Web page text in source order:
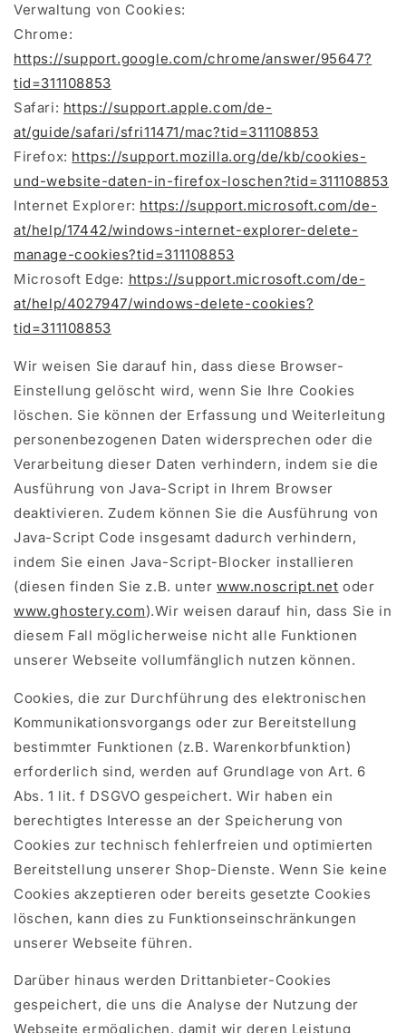
Verwaltung von Cookies:
Chrome:
https://support.google.com/chrome/answer/95647?
tid=311108853
Safari: https://support.apple.com/de-
at/guide/safari/sfri11471/mac?tid=311108853
Firefox: https://support.mozilla.org/de/kb/cookies-
und-website-daten-in-firefox-loschen?tid=311108853
Internet Explorer: https://support.microsoft.com/de-
at/help/17442/windows-internet-explorer-delete-
manage-cookies?tid=311108853
Microsoft Edge: https://support.microsoft.com/de-
at/help/4027947/windows-delete-cookies?
tid=311108853
Wir weisen Sie darauf hin, dass diese Browser-
Einstellung gelöscht wird, wenn Sie Ihre Cookies
löschen. Sie können der Erfassung und Weiterleitung
personenbezogenen Daten widersprechen oder die
Verarbeitung dieser Daten verhindern, indem sie die
Ausführung von Java-Script in Ihrem Browser
deaktivieren. Zudem können Sie die Ausführung von
Java-Script Code insgesamt dadurch verhindern,
indem Sie einen Java-Script-Blocker installieren
(diesen finden Sie z.B. unterwww.noscript.net oder
www.ghostery.com).Wir weisen darauf hin, dass Sie in
diesem Fall möglicherweise nicht alle Funktionen
unserer Webseite vollumfänglich nutzen können.
Cookies, die zur Durchführung des elektronischen
Kommunikationsvorgangs oder zur Bereitstellung
bestimmter Funktionen (z.B. Warenkorbfunktion)
erforderlich sind, werden auf Grundlage von Art. 6
Abs. 1 lit. f DSGVO gespeichert. Wir haben ein
berechtigtes Interesse an der Speicherung von
Cookies zur technisch fehlerfreien und optimierten
Bereitstellung unserer Shop-Dienste. Wenn Sie keine
Cookies akzeptieren oder bereits gesetzte Cookies
löschen, kann dies zu Funktionseinschränkungen
unserer Webseite führen.
Darüber hinaus werden Drittanbieter-Cookies
gespeichert, die uns die Analyse der Nutzung der
Webseite ermöglichen, damit wir deren Leistung